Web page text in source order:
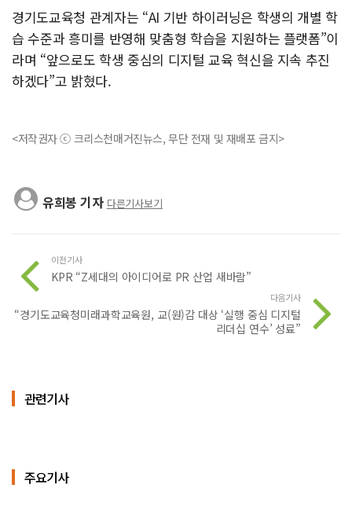
경기도교육청 관계자는 “AI 기반 하이러닝은 학생의 개별 학
습 수준과 흥미를 반영해 맞춤형 학습을 지원하는 플랫폼”이
라며 “앞으로도 학생 중심의 디지털 교육 혁신을 지속 추진
하겠다”고 밝혔다.
<저작권자 ⓒ 크리스천매거진뉴스, 무단 전재 및 재배포 금지>
유희봉 기자 다른기사보기
이전기사
KPR “Z세대의 아이디어로 PR 산업 새바람”
다음기사
“경기도교육청미래과학교육원, 교(원)감 대상 ‘실행 중심 디지털
리더십 연수’ 성료”
관련기사
주요기사